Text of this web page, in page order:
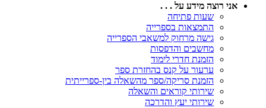
אני רוצה מידע על . . .
שעות פתיחה
התמצאות בספרייה
גישה מרחוק למשאבי הספרייה
מחשבים והדפסות
הזמנת חדרי לימוד
ערעור על קנס בהחזרת ספר
הזמנת סריקה/ספר מהשאלה בין-ספרייתית
שירותי קוראים והשאלה
שירותי יעץ והדרכה